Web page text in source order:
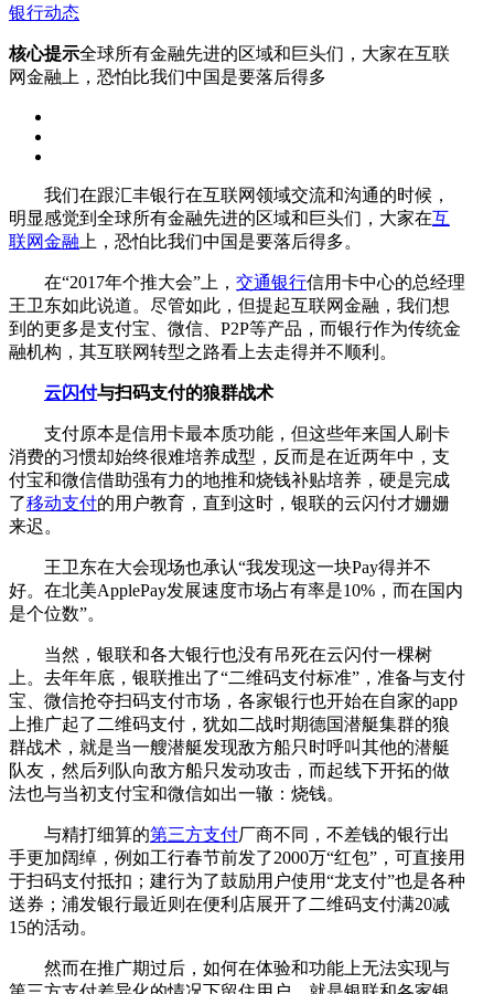
银行动态
核心提示全球所有金融先进的区域和巨头们，大家在互联
网金融上，恐怕比我们中国是要落后得多
我们在跟汇丰银行在互联网领域交流和沟通的时候，
明显感觉到全球所有金融先进的区域和巨头们，大家在互
联网金融 上，恐怕比我们中国是要落后得多。
在“2017年个推大会”上， 交通银行信用卡中心的总经理
王卫东如此说道。尽管如此，但提起互联网金融，我们想
到的更多是支付宝、微信、P2P等产品，而银行作为传统金
融机构，其互联网转型之路看上去走得并不顺利。
云闪付与扫码支付的狼群战术
支付原本是信用卡最本质功能，但这些年来国人刷卡
消费的习惯却始终很难培养成型，反而是在近两年中，支
付宝和微信借助强有力的地推和烧钱补贴培养，硬是完成
了移动支付的用户教育，直到这时，银联的云闪付才姗姗
来迟。
王卫东在大会现场也承认“我发现这一块Pay得并不
好。在北美ApplePay发展速度市场占有率是10%，而在国内
是个位数”。
当然，银联和各大银行也没有吊死在云闪付一棵树
上。去年年底，银联推出了“二维码支付标准”，准备与支付
宝、微信抢夺扫码支付市场，各家银行也开始在自家的app
上推广起了二维码支付，犹如二战时期德国潜艇集群的狼
群战术，就是当一艘潜艇发现敌方船只时呼叫其他的潜艇
队友，然后列队向敌方船只发动攻击，而起线下开拓的做
法也与当初支付宝和微信如出一辙：烧钱。
与精打细算的第三方支付厂商不同，不差钱的银行出
手更加阔绰，例如工行春节前发了2000万“红包”，可直接用
于扫码支付抵扣；建行为了鼓励用户使用“龙支付”也是各种
送券；浦发银行最近则在便利店展开了二维码支付满20减
15的活动。
然而在推广期过后，如何在体验和功能上无法实现与